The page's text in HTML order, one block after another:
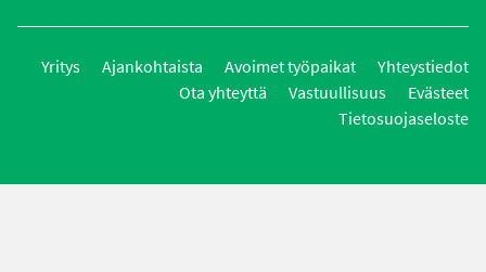
Yritys Ajankohtaista Avoimet työpaikat
Yhteystiedot
Ota yhteyttä
Vastuullisuus
Evästeet
Tietosuojaseloste